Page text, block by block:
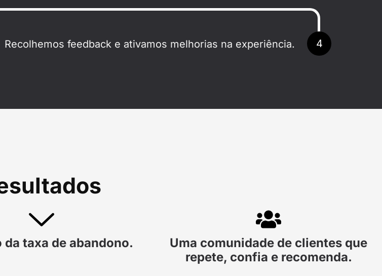
4
Recolhemos feedback e ativamos melhorias na experiência.
da taxa de abandono.
Uma comunidade de clientes que
repete, confia e recomenda.